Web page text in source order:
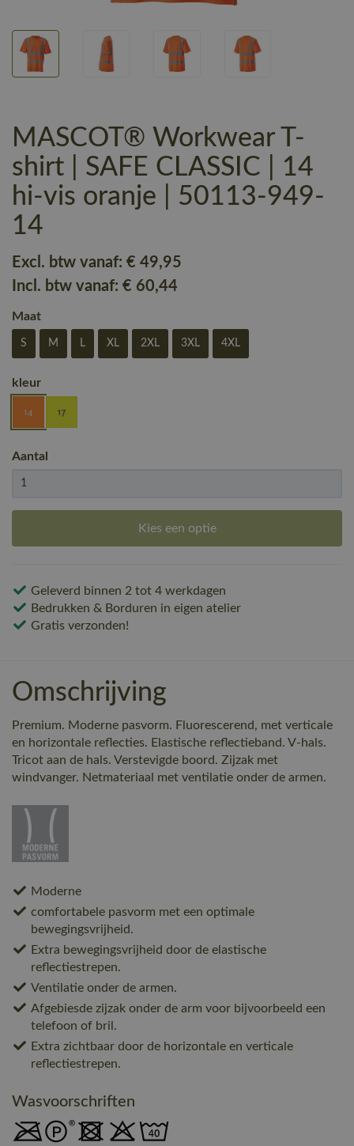
MASCOT® Workwear T-
shirt | SAFE CLASSIC | 14
hi-vis oranje | 50113-949-
14
Excl. btw vanaf: € 49,95
Incl. btw vanaf: € 60,44
Maat
S M L XL 2XL 3XL 4XL
kleur
Aantal
Kies een optie
Geleverd binnen 2 tot 4 werkdagen
Bedrukken & Borduren in eigen atelier
Gratis verzonden!
Omschrijving
Premium. Moderne pasvorm. Fluorescerend, met verticale
en horizontale reflecties. Elastische reflectieband. V-hals.
Tricot aan de hals. Verstevigde boord. Zijzak met
windvanger. Netmateriaal met ventilatie onder de armen.
Moderne
comfortabele pasvorm met een optimale
bewegingsvrijheid.
Extra bewegingsvrijheid door de elastische
reflectiestrepen.
Ventilatie onder de armen.
Afgebiesde zijzak onder de arm voor bijvoorbeeld een
telefoon of bril.
Extra zichtbaar door de horizontale en verticale
reflectiestrepen.
Wasvoorschriften